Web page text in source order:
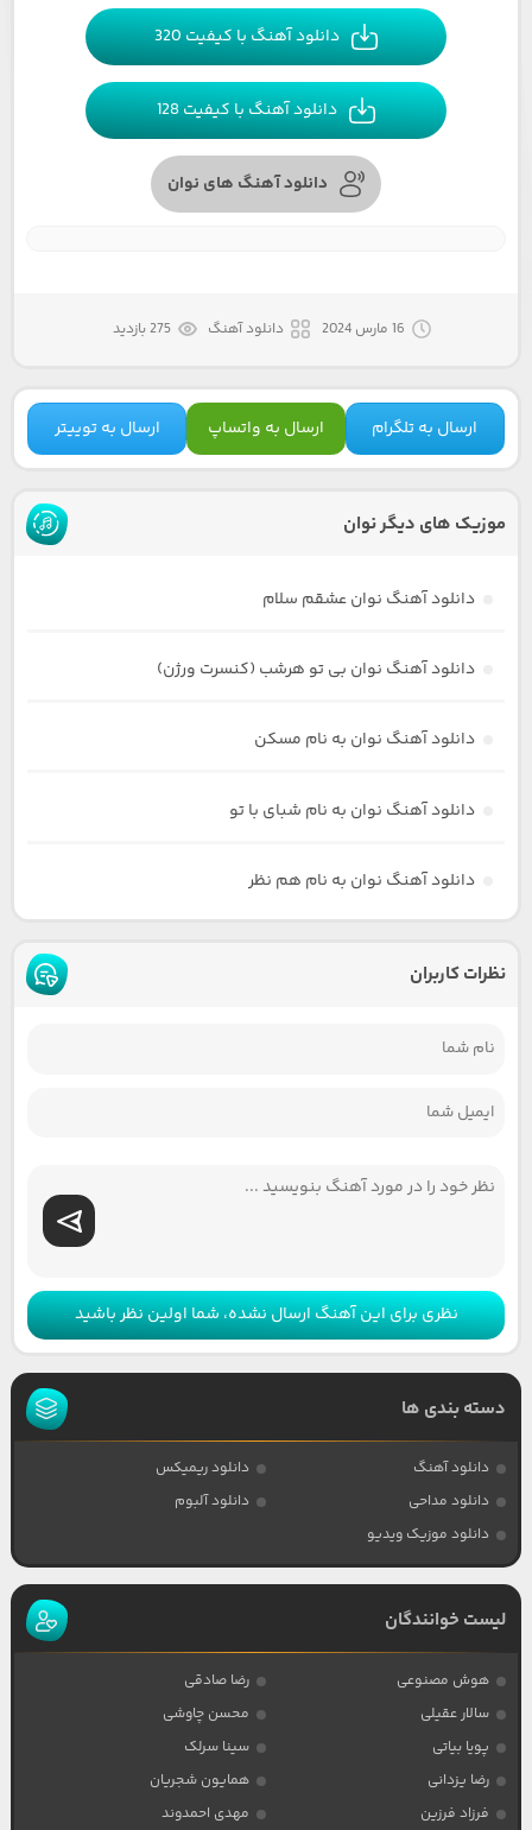
دانلود آهنگ با کیفیت 320
دانلود آهنگ با کیفیت 128
دانلود آهنگ های نوان
16 مارس 2024 دانلود آهنگ 275 بازدید
ارسال به تلگرام ارسال به واتساپ ارسال به توییتر
موزیک های دیگر نوان
دانلود آهنگ نوان عشقم سلام
دانلود آهنگ نوان بی تو هرشب (کنسرت ورژن)
دانلود آهنگ نوان به نام مسکن
دانلود آهنگ نوان به نام شبای با تو
دانلود آهنگ نوان به نام هم نظر
نظرات کاربران
نظری برای این آهنگ ارسال نشده، شما اولین نظر باشید
دسته بندی ها
دانلود آهنگ
دانلود ریمیکس
دانلود مداحی
دانلود آلبوم
دانلود موزیک ویدیو
لیست خوانندگان
هوش مصنوعی
رضا صادقی
سالار عقیلی
محسن چاوشی
پویا بیاتی
سینا سرلک
رضا یزدانی
همایون شجریان
فرزاد فرزین
مهدی احمدوند